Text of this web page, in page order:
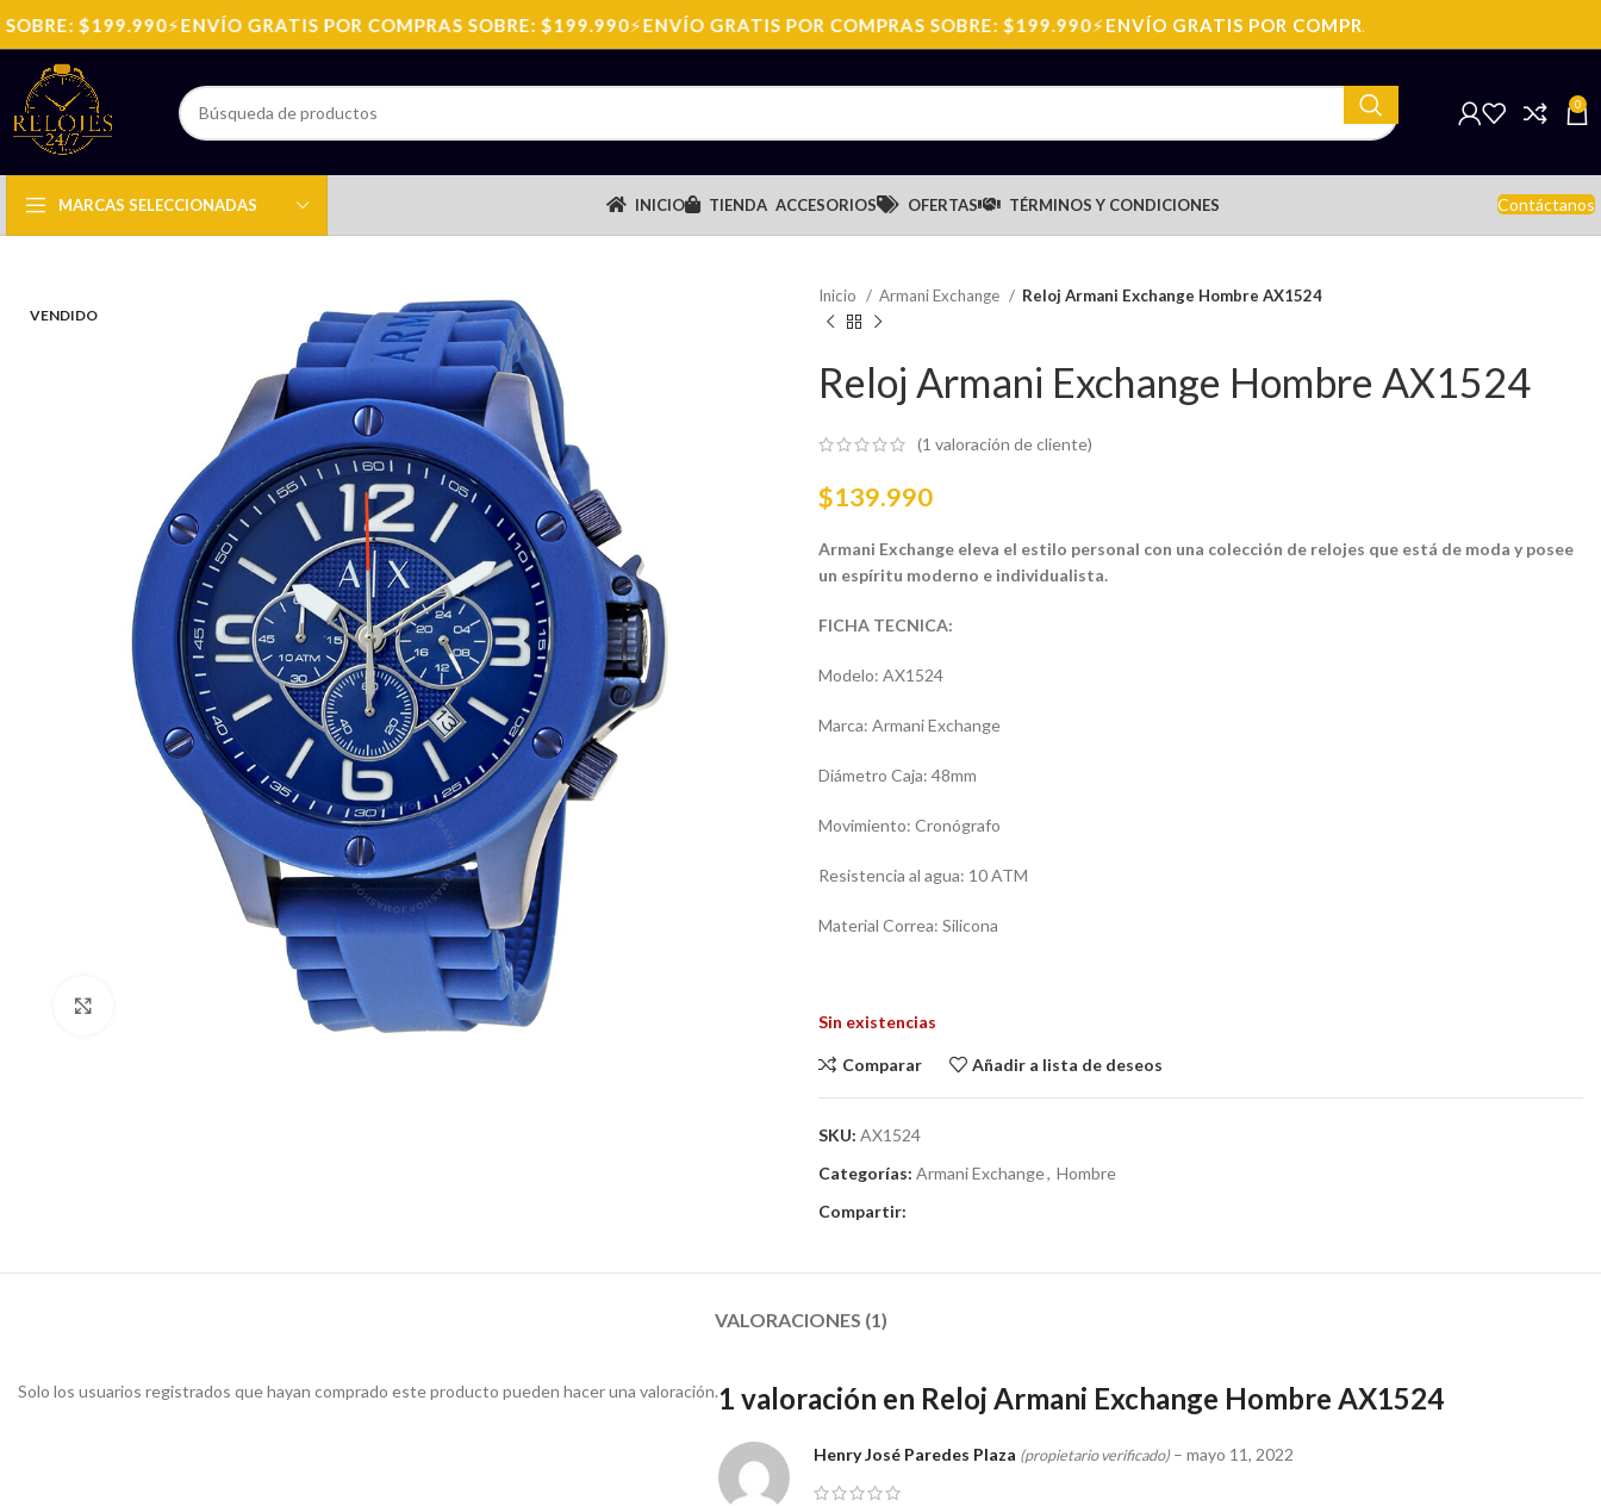
$199.990⚡ENVÍO GRATIS POR COMPRAS SOBRE: $199.990⚡ENVÍO GRATIS POR COMPRAS SOBRE: $199.990⚡ENVÍO GRATIS POR COMPRAS SOBRE: $199.990
0
MARCAS SELECCIONADAS INICIO TIENDA ACCESORIOS OFERTAS TÉRMINOS Y CONDICIONES Contáctanos
VENDIDO
Inicio Armani Exchange Reloj Armani Exchange Hombre AX1524
Reloj Armani Exchange Hombre AX1524
(1 valoración de cliente)
$139.990
Armani Exchange eleva el estilo personal con una colección de relojes que está de moda y posee
un espíritu moderno e individualista.
FICHA TECNICA:
Modelo: AX1524
Marca: Armani Exchange
Diámetro Caja: 48mm
Movimiento: Cronógrafo
Resistencia al agua: 10 ATM
Material Correa: Silicona
Sin existencias
Comparar Añadir a lista de deseos
SKU: AX1524
Categorías: Armani Exchange, Hombre
Compartir:
VALORACIONES (1)
1 valoración en Reloj Armani Exchange Hombre AX1524
Henry José Paredes Plaza (propietario verificado) – mayo 11, 2022
Solo los usuarios registrados que hayan comprado este producto pueden hacer una valoración.